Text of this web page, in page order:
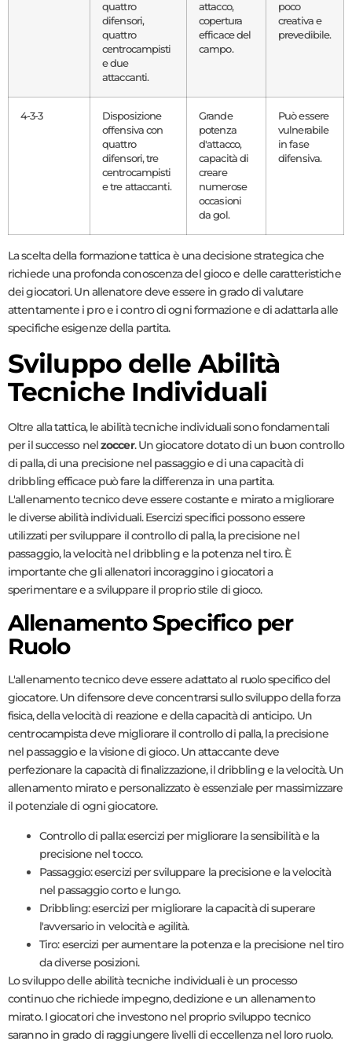
quattro
difensori,
quattro
centrocampisti
e due
attaccanti.
attacco,
copertura
efficace del
campo.
poco
creativa e
prevedibile.
4-3-3
Disposizione
offensiva con
quattro
difensori, tre
centrocampisti
e tre attaccanti.
Grande
potenza
d'attacco,
capacità di
creare
numerose
occasioni
da gol.
Può essere
vulnerabile
in fase
difensiva.
La scelta della formazione tattica è una decisione strategica che
richiede una profonda conoscenza del gioco e delle caratteristiche
dei giocatori. Un allenatore deve essere in grado di valutare
attentamente i pro e i contro di ogni formazione e di adattarla alle
specifiche esigenze della partita.
Sviluppo delle Abilità
Tecniche Individuali
Oltre alla tattica, le abilità tecniche individuali sono fondamentali
per il successo nelzoccer. Un giocatore dotato di un buon controllo
di palla, di una precisione nel passaggio e di una capacità di
dribbling efficace può fare la differenza in una partita.
L'allenamento tecnico deve essere costante e mirato a migliorare
le diverse abilità individuali. Esercizi specifici possono essere
utilizzati per sviluppare il controllo di palla, la precisione nel
passaggio, la velocità nel dribbling e la potenza nel tiro. È
importante che gli allenatori incoraggino i giocatori a
sperimentare e a sviluppare il proprio stile di gioco.
Allenamento Specifico per
Ruolo
L'allenamento tecnico deve essere adattato al ruolo specifico del
giocatore. Un difensore deve concentrarsi sullo sviluppo della forza
fisica, della velocità di reazione e della capacità di anticipo. Un
centrocampista deve migliorare il controllo di palla, la precisione
nel passaggio e la visione di gioco. Un attaccante deve
perfezionare la capacità di finalizzazione, il dribbling e la velocità. Un
allenamento mirato e personalizzato è essenziale per massimizzare
il potenziale di ogni giocatore.
Controllo di palla: esercizi per migliorare la sensibilità e la
precisione nel tocco.
Passaggio: esercizi per sviluppare la precisione e la velocità
nel passaggio corto e lungo.
Dribbling: esercizi per migliorare la capacità di superare
l'avversario in velocità e agilità.
Tiro: esercizi per aumentare la potenza e la precisione nel tiro
da diverse posizioni.
Lo sviluppo delle abilità tecniche individuali è un processo
continuo che richiede impegno, dedizione e un allenamento
mirato. I giocatori che investono nel proprio sviluppo tecnico
saranno in grado di raggiungere livelli di eccellenza nel loro ruolo.